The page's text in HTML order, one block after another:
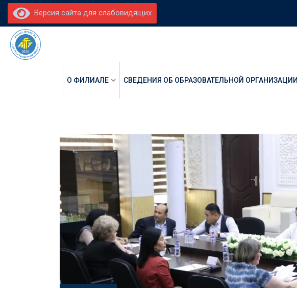
Версия сайта для слабовидящих
О ФИЛИАЛЕ СВЕДЕНИЯ ОБ ОБРАЗОВАТЕЛЬНОЙ ОРГАНИЗАЦИИ